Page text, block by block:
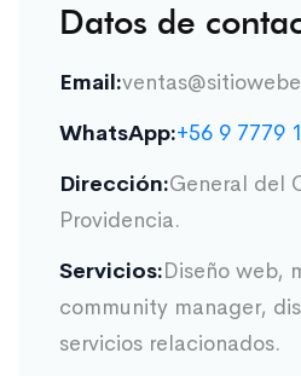
Datos de
Email:
WhatsApp:+56 9 7779
Dirección:General del
Providencia.
Servicios:Diseño web,
community manager,
servicios relacionados.